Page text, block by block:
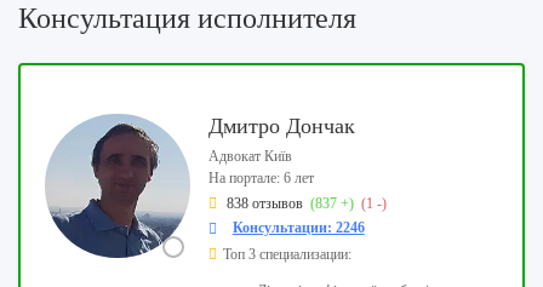
Консультация исполнителя
Дмитро Дончак
Адвокат Київ
На портале: 6 лет
838 отзывов (837 +) (1 -)
Консультации: 2246
Топ 3 специализации: